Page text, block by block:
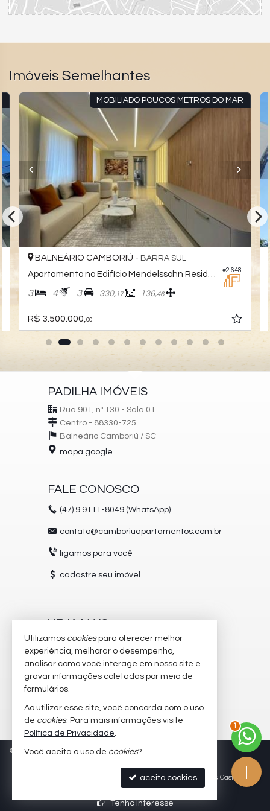
Elevador
Imóveis Semelhantes
MOBILIADO POUCOS METROS DO MAR
#2.648
BALNEÁRIO CAMBORIÚ - BARRA SUL
Apartamento no Edifício Mendelssohn Residence
3 4 3 330, 17 136,46
R$ 3.500.000, 00
PADILHA IMÓVEIS
Rua 901, nº 130 - Sala 01
Centro - 88330-725
Balneário Camboriú / SC
mapa google
FALE CONOSCO
(47) 9.9111-8049 (WhatsApp)
contato@camboriuapartamentos.com.br
ligamos para você
cadastre seu imóvel
VEJA MAIS
receba nosso newsletter
trabalhe conosco
imóveis favoritos
mapa de imóveis
© 2026 CRECI/SC 5504-J Política de Privacidade
Site para imobiliárias: Castel Digital
Tenho Interesse
Utilizamos cookiespara oferecer melhor
experiência, melhorar o desempenho,
analisar como você interage em nosso site e
gravar informações coletadas por meio de
formulários.
Ao utilizar esse site, você concorda com o uso
de cookies. Para mais informações visite
Política de Privacidade.
Você aceita o uso de cookies?
aceito cookies